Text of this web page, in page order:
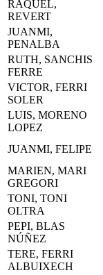
RAQUEL,
REVERT
JUANMI,
PENALBA
RUTH, SANCHIS
FERRE
VICTOR, FERRI
SOLER
LUIS, MORENO
LOPEZ
JUANMI, FELIPE
MARIEN, MARI
GREGORI
TONI, TONI
OLTRA
PEPI, BLAS
NÚÑEZ
TERE, FERRI
ALBUIXECH